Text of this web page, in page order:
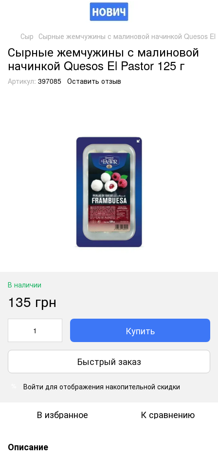
Сыр Сырные жемчужины с малиновой начинкой Quesos El
Сырные жемчужины с малиновой
начинкой Quesos El Pastor 125 г
Артикул: 397085 Оставить отзыв
В наличии
135 грн
Купить
Быстрый заказ
Войти для отображения накопительной скидки
В избранное К сравнению
Описание